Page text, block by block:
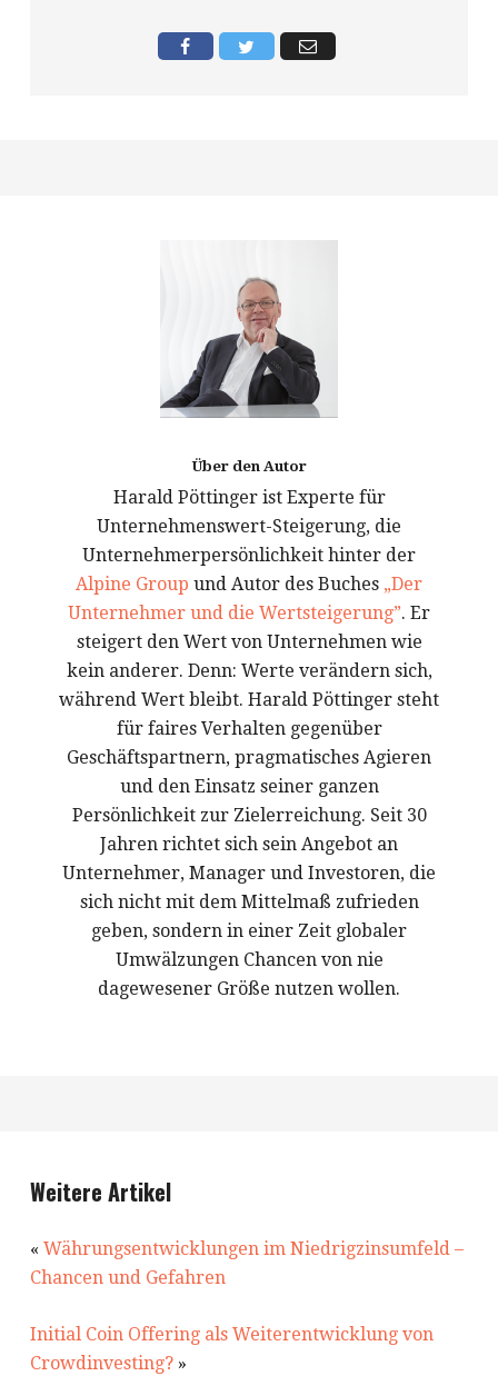
Über den Autor
Harald Pöttinger ist Experte für
Unternehmenswert-Steigerung, die
Unternehmerpersönlichkeit hinter der
Alpine Group und Autor des Buches „Der
Unternehmer und die Wertsteigerung”. Er
steigert den Wert von Unternehmen wie
kein anderer. Denn: Werte verändern sich,
während Wert bleibt. Harald Pöttinger steht
für faires Verhalten gegenüber
Geschäftspartnern, pragmatisches Agieren
und den Einsatz seiner ganzen
Persönlichkeit zur Zielerreichung. Seit 30
Jahren richtet sich sein Angebot an
Unternehmer, Manager und Investoren, die
sich nicht mit dem Mittelmaß zufrieden
geben, sondern in einer Zeit globaler
Umwälzungen Chancen von nie
dagewesener Größe nutzen wollen.
Weitere Artikel
« Währungsentwicklungen im Niedrigzinsumfeld –
Chancen und Gefahren
Initial Coin Offering als Weiterentwicklung von
Crowdinvesting?»